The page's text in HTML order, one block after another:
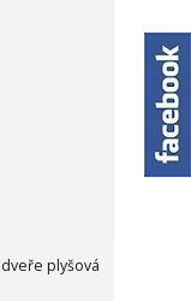
dveře plyšová